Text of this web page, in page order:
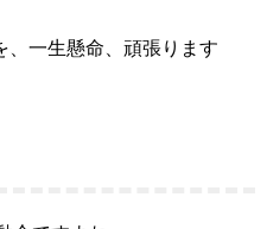
、一生懸命、頑張ります